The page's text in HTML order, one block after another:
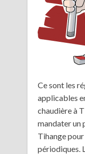
Ce sont les
applicables
chaudière à
mandater un
Tihange
périodiques.